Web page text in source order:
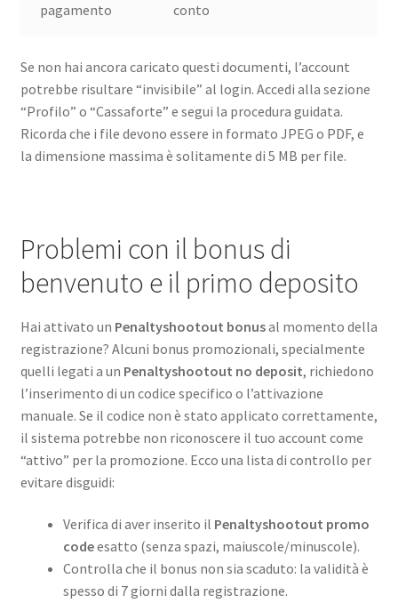
pagamento
conto
Se non hai ancora caricato questi documenti, l’account
potrebbe risultare “invisibile” al login. Accedi alla sezione
“Profilo” o “Cassaforte” e segui la procedura guidata.
Ricorda che i file devono essere in formato JPEG o PDF, e
la dimensione massima è solitamente di 5 MB per file.
Problemi con il bonus di
benvenuto e il primo deposito
Hai attivato un Penaltyshootout bonusal momento della
registrazione? Alcuni bonus promozionali, specialmente
quelli legati a un Penaltyshootout no deposit, richiedono
l’inserimento di un codice specifico o l’attivazione
manuale. Se il codice non è stato applicato correttamente,
il sistema potrebbe non riconoscere il tuo account come
“attivo” per la promozione. Ecco una lista di controllo per
evitare disguidi:
Verifica di aver inserito il Penaltyshootout promo
codeesatto (senza spazi, maiuscole/minuscole).
Controlla che il bonus non sia scaduto: la validità è
spesso di 7 giorni dalla registrazione.